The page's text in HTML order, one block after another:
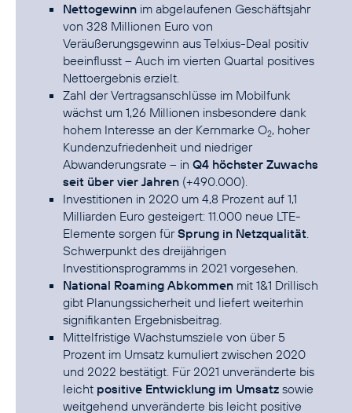
Nettogewinn im abgelaufenen Geschäftsjahr
von 328 Millionen Euro von
Veräußerungsgewinn aus Telxius-Deal positiv
beeinflusst – Auch im vierten Quartal positives
Nettoergebnis erzielt.
Zahl der Vertragsanschlüsse im Mobilfunk
wächst um 1,26 Millionen insbesondere dank
hohem Interesse an der Kernmarke O2, hoher
Kundenzufriedenheit und niedriger
Abwanderungsrate – in Q4 höchster Zuwachs
seit über vier Jahren (+490.000).
Investitionen in 2020 um 4,8 Prozent auf 1,1
Milliarden Euro gesteigert: 11.000 neue LTE-
Elemente sorgen fürSprung in Netzqualität.
Schwerpunkt des dreijährigen
Investitionsprogramms in 2021 vorgesehen.
National Roaming Abkommen mit 1&1 Drillisch
gibt Planungssicherheit und liefert weiterhin
signifikanten Ergebnisbeitrag.
Mittelfristige Wachstumsziele von über 5
Prozent im Umsatz kumuliert zwischen 2020
und 2022 bestätigt. Für 2021 unveränderte bis
leicht positive Entwicklung im Umsatz sowie
weitgehend unveränderte bis leicht positive